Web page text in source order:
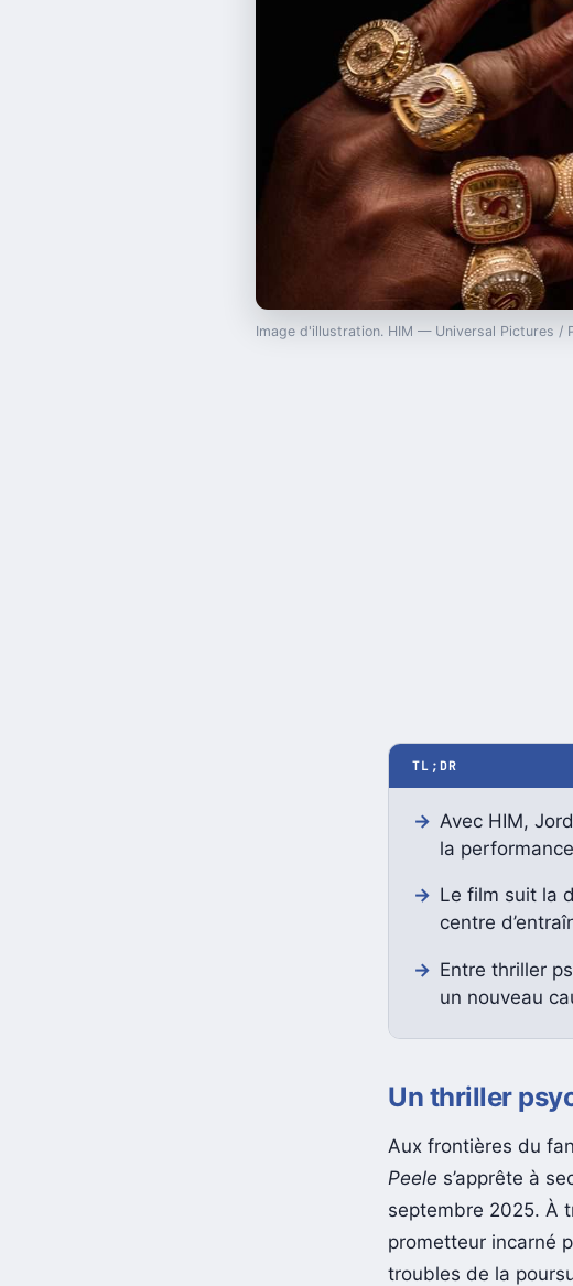
Image d'illustration. HIM — Universal Pictures /
TL;DR
Avec HIM,
la
Le film suit la
centre
Entre thriller
un nouveau
Un thriller
Aux frontières du
Peele s’apprête à
septembre 2025. À
prometteur incarné
troubles de la